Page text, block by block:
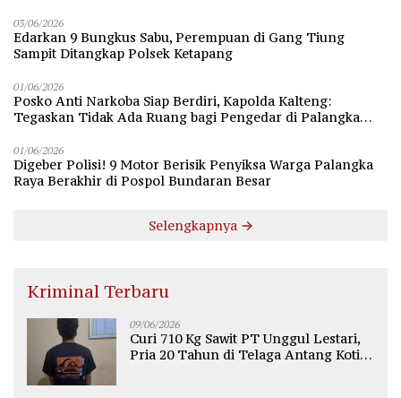
03/06/2026
Edarkan 9 Bungkus Sabu, Perempuan di Gang Tiung
Sampit Ditangkap Polsek Ketapang
01/06/2026
Posko Anti Narkoba Siap Berdiri, Kapolda Kalteng:
Tegaskan Tidak Ada Ruang bagi Pengedar di Palangka
01/06/2026
Digeber Polisi! 9 Motor Berisik Penyiksa Warga Palangka
Raya Berakhir di Pospol Bundaran Besar
Selengkapnya
Kriminal Terbaru
09/06/2026
Curi 710 Kg Sawit PT Unggul Lestari,
Pria 20 Tahun di Telaga Antang Kotim